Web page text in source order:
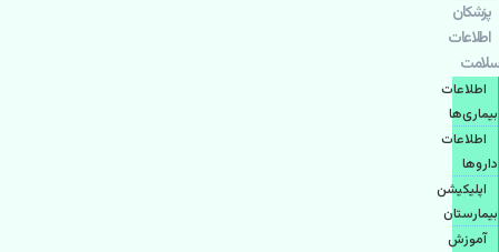
پزشكان
اطلاعات
سلامت
اطلاعات
بیماری‌ها
اطلاعات
دارو‌ها
اپليكيشن
بيمارستان
آموزش